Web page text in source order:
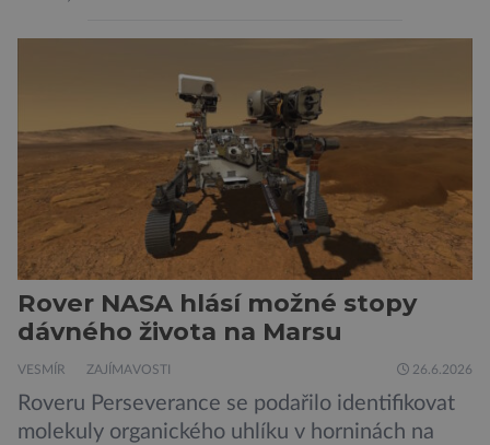
podle NASA je ve výtečném stavu. Nyní ji čeká
další etapa její mise, jejíž ambicí je přinést
dosud nejpodrobnější […]
Rover NASA hlásí možné stopy
dávného života na Marsu
VESMÍR ZAJÍMAVOSTI 26.6.2026
Roveru Perseverance se podařilo identifikovat
molekuly organického uhlíku v horninách na